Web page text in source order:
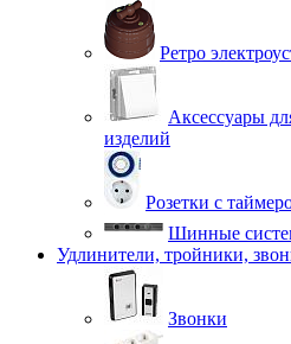
Ретро
Аксессуары
изделий
Розетки с
Шинные
Удлинители, тройники,
Звонки